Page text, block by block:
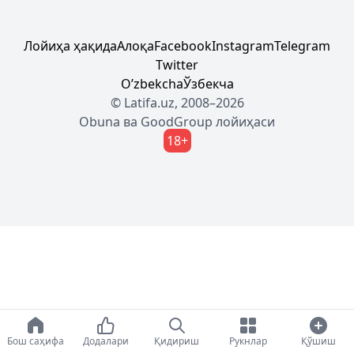
Лойиҳа ҳақидаАлоқаFacebookInstagramTelegram
Twitter
OʼzbekchaЎзбекча
© Latifa.uz, 2008–2026
Obuna ва GoodGroup лойиҳаси
18+
Бош саҳифа Додалари Қидириш Рукнлар Қўшиш